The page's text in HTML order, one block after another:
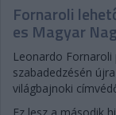
Fornaroli
es Magyar
Leonardo
szabadedzésén
világbajnoki
Ez lesz a második